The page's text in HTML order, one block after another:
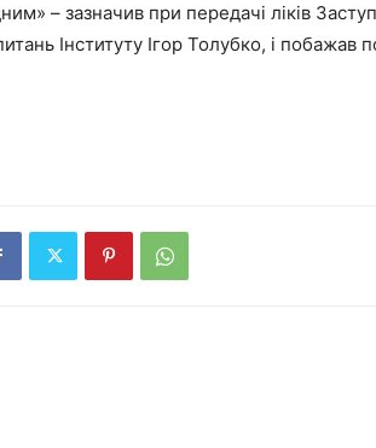
– зазначив при передачі ліків
Інституту Ігор Толубко, і побажав